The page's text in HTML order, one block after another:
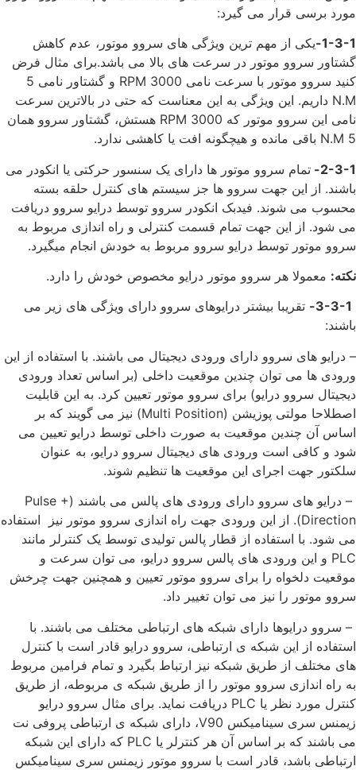
مورد برسی قرار می گیرد:
1-3-1- یکی از مهم ترین ویژگی های سروو موتور، عدم کاهش
گشتاور سروو موتور در سرعت های بالا می باشد.برای مثال فرض
کنید سروو موتور با سرعت نامی 3000 RPM و گشتاور نامی 5
N.M داریم. این ویژگی به این معناست که حتی در بالاترین سرعت
نامی این سروو موتور که 3000 RPM هستش، گشتاور سروو همان
5 N.M باقی مانده و هیچگونه افت یا کاهشی ندارد.
2-3-1-
تمام سروو موتور ها دارای یک سنسور حرکتی یا انکودر می
باشند. از این جهت سروو ها جز سیستم های کنترل حلقه بسته
محسوب می شوند. فیدبک انکودر سروو توسط درایو سروو دریافت
می شود. از این جهت تمام قسمت کنترلی و راه اندازی مربوط به
سروو موتور توسط درایو سروو مربوط به خودش انجام میگیرد.
نکته: معمولا هر سروو موتور درایو مخصوص خودش را دارد.
3-3-1-
تقریبا بیشتر درایوهای سروو دارای ویژگی های زیر می
باشند:
– درایو های سروو دارای ورودی دیجیتال می باشند. با استفاده از این
ورودی ها می توان چندین موقعیت داخلی (بر اساس تعداد ورودی
دیجیتال سروو درایو) برای سروو موتور تعیین کرد. به این قابلیت
اصطلاحا مولتی پوزیشن (Multi Position) نیز می گویند که بر
اساس آن چندین موقعیت به صورت داخلی توسط درایو تعیین می
شود و کافی است ورودی های دیجیتال سروو درایو، به عنوان
سلکتور جهت اجرای این موقعیت ها تنظیم شوند.
– درایو های سروو دارای ورودی های پالس می باشند (Pulse +
Direction). از این ورودی جهت راه اندازی سروو موتور نیز استفاده
می شود. با استفاده از قطار پالس تولیدی توسط یک کنترلر مانند
PLC و این ورودی های پالس سروو درایو، می توان سرعت و
موقعیت دلخواه را برای سروو موتور تعیین و همچنین جهت چرخش
سروو موتور را نیز می توان تغییر داد.
– سروو درایوها دارای شبکه های ارتباطی مختلف می باشند. با
استفاده از این شبکه ی ارتباطی، سروو درایو قادر است با کنترل
های مختلف از طریق شبکه نیز ارتباط بگیرد و تمام فرامین مربوط
به راه اندازی سروو موتور را از طریق شبکه ی مربوطه، از طریق
کنترل مورد نظر یا PLC دریافت نماید. برای مثال سروو درایو
زیمنس سری سینامیکس V90، دارای شبکه ی ارتباطی پروفی نت
می باشند که بر اساس آن هر کنترلر یا PLC که دارای این شبکه
ارتباطی باشد، قادر است با سروو موتور زیمنس سری سینامیکس